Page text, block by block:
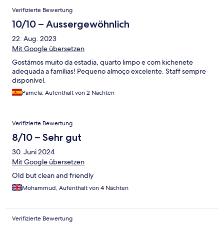
Verifizierte Bewertung
10/10 – Aussergewöhnlich
22. Aug. 2023
Mit Google übersetzen
Gostámos muito da estadia, quarto limpo e com kichenete
adequada a famílias! Pequeno almoço excelente. Staff sempre
disponível.
Pamela, Aufenthalt von 2 Nächten
Verifizierte Bewertung
8/10 – Sehr gut
30. Juni 2024
Mit Google übersetzen
Old but clean and friendly
Mohammud, Aufenthalt von 4 Nächten
Verifizierte Bewertung